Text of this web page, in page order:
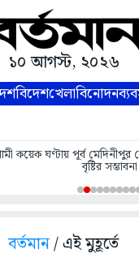
১০ আগস্ট, ২০২৬
বিদেশখেলাবিনোদন
কয়েক ঘণ্টায় পূর্ব
বৃষ্টির সম্ভাবনা
বর্তমান/ এই মুহূর্তে